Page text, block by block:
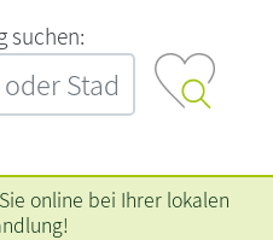
‍s‍u‍c‍h‍e‍n‍:‍
online bei Ihrer lokalen